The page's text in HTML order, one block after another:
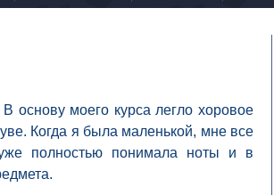
основу моего курса легло хоровое
Когда я была маленькой, мне все
полностью понимала ноты и в